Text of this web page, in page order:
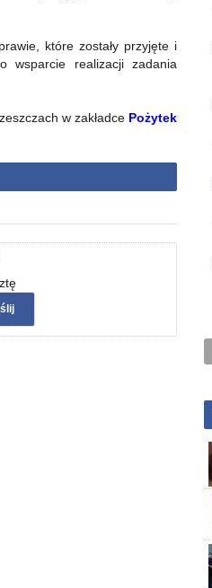
które zostały przyjęte i
wsparcie realizacji zadania
w zakładce Pożytek